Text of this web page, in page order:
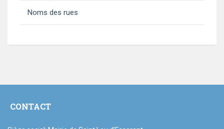
Noms des rues
CONTACT